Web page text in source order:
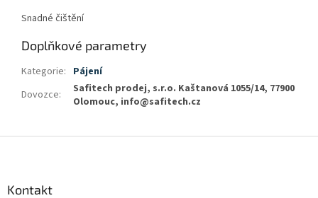
Snadné čištění
Doplňkové parametry
Kategorie: Pájení
Dovozce:
Safitech prodej, s.r.o. Kaštanová 1055/14, 77900
Olomouc, info@safitech.cz
Kontakt